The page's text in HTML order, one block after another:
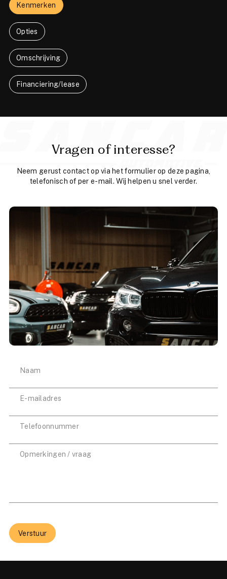
Kenmerken
Opties
Omschrijving
Financiering/lease
Vragen of interesse?
Neem gerust contact op via het formulier op deze pagina,
telefonisch of per e-mail. Wij helpen u snel verder.
Verstuur